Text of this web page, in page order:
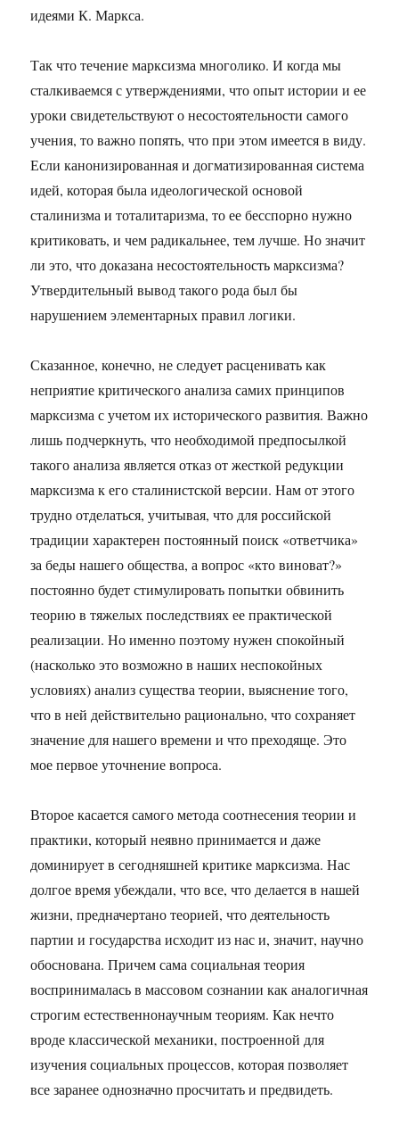
идеями К. Маркса.
Так что течение марксизма многолико. И когда мы
сталкиваемся с утверждениями, что опыт истории и ее
уроки свидетельствуют о несостоятельности самого
учения, то важно попять, что при этом имеется в виду.
Если канонизированная и догматизированная система
идей, которая была идеологической основой
сталинизма и тоталитаризма, то ее бесспорно нужно
критиковать, и чем радикальнее, тем лучше. Но значит
ли это, что доказана несостоятельность марксизма?
Утвердительный вывод такого рода был бы
нарушением элементарных правил логики.
Сказанное, конечно, не следует расценивать как
неприятие критического анализа самих принципов
марксизма с учетом их исторического развития. Важно
лишь подчеркнуть, что необходимой предпосылкой
такого анализа является отказ от жесткой редукции
марксизма к его сталинистской версии. Нам от этого
трудно отделаться, учитывая, что для российской
традиции характерен постоянный поиск «ответчика»
за беды нашего общества, а вопрос «кто виноват?»
постоянно будет стимулировать попытки обвинить
теорию в тяжелых последствиях ее практической
реализации. Но именно поэтому нужен спокойный
(насколько это возможно в наших неспокойных
условиях) анализ существа теории, выяснение того,
что в ней действительно рационально, что сохраняет
значение для нашего времени и что преходяще. Это
мое первое уточнение вопроса.
Второе касается самого метода соотнесения теории и
практики, который неявно принимается и даже
доминирует в сегодняшней критике марксизма. Нас
долгое время убеждали, что все, что делается в нашей
жизни, предначертано теорией, что деятельность
партии и государства исходит из нас и, значит, научно
обоснована. Причем сама социальная теория
воспринималась в массовом сознании как аналогичная
строгим естественнонаучным теориям. Как нечто
вроде классической механики, построенной для
изучения социальных процессов, которая позволяет
все заранее однозначно просчитать и предвидеть.